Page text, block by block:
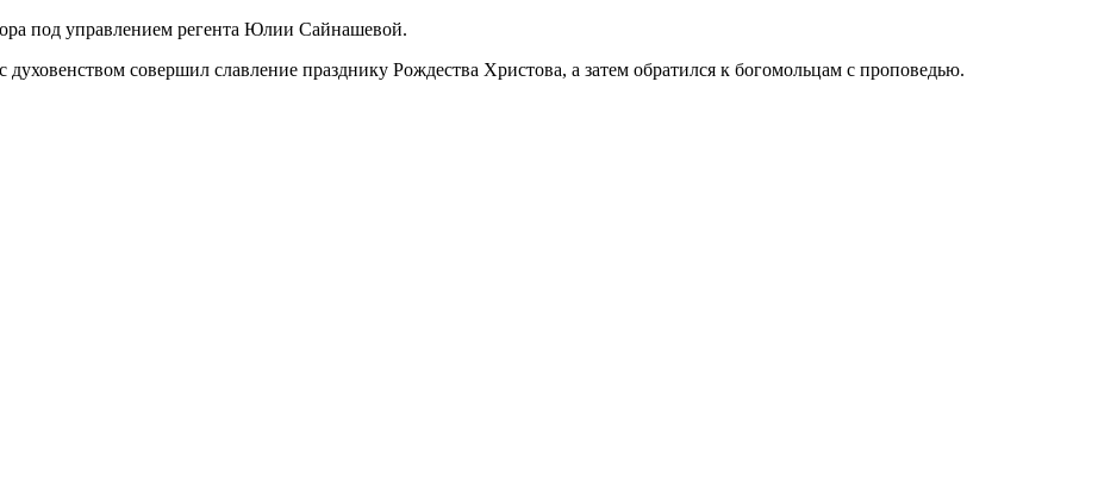
под управлением регента Юлии Сайнашевой.
совершил славление празднику Рождества Христова, а затем обратился к богомольцам с проповедью.